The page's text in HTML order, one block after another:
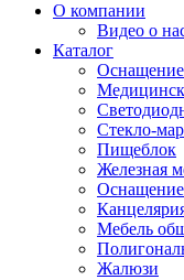
О компании
Видео о
Каталог
Оснащение
Стекло-
Пищеблок
Железная
Мебель
Жалюзи